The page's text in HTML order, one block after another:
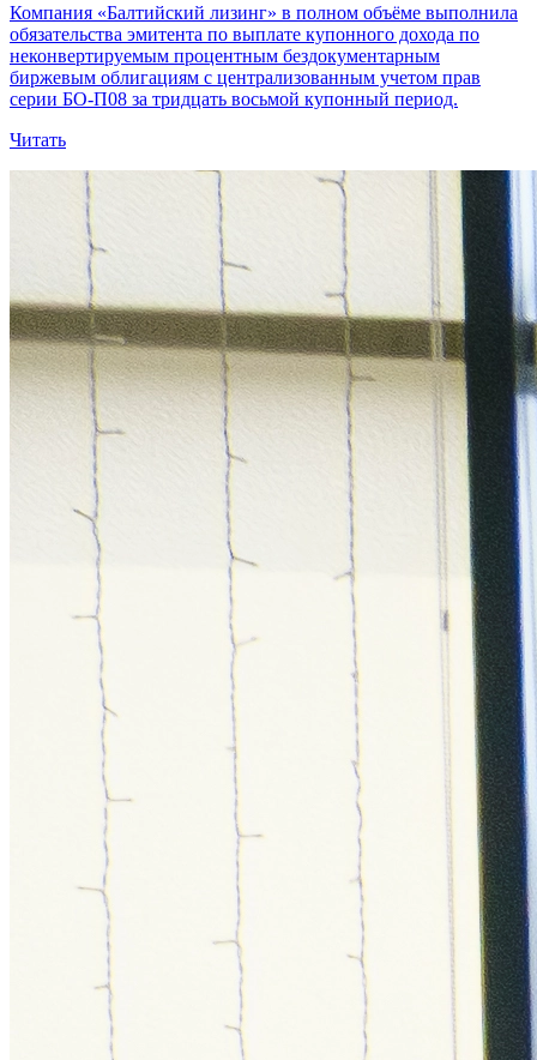
Компания «Балтийский лизинг» в полном объёме выполнила
обязательства эмитента по выплате купонного дохода по
неконвертируемым процентным бездокументарным
биржевым облигациям с централизованным учетом прав
серии БО-П08 за тридцать восьмой купонный период.
Читать